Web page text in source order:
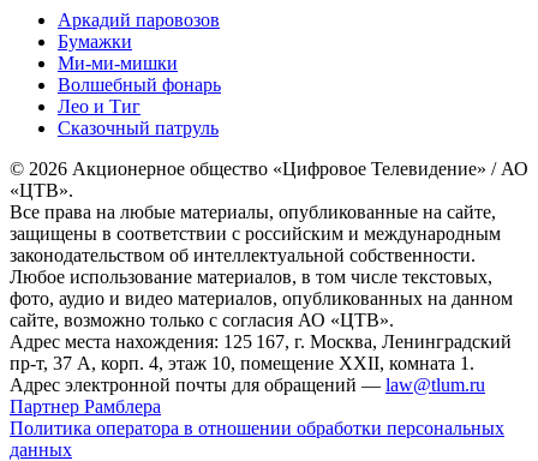
Аркадий паровозов
Бумажки
Ми-ми-мишки
Волшебный фонарь
Лео и Тиг
Сказочный патруль
© 2026 Акционерное общество «Цифровое Телевидение» / АО
«ЦТВ».
Все права на любые материалы, опубликованные на сайте,
защищены в соответствии с российским и международным
законодательством об интеллектуальной собственности.
Любое использование материалов, в том числе текстовых,
фото, аудио и видео материалов, опубликованных на данном
сайте, возможно только с согласия АО «ЦТВ».
Адрес места нахождения: 125 167, г. Москва, Ленинградский
пр-т, 37 А, корп. 4, этаж 10, помещение XXII, комната 1.
Адрес электронной почты для обращений — law@tlum.ru
Партнер Рамблера
Политика оператора в отношении обработки персональных
данных